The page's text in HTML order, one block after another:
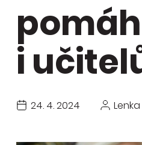
i
24. 4. 2024